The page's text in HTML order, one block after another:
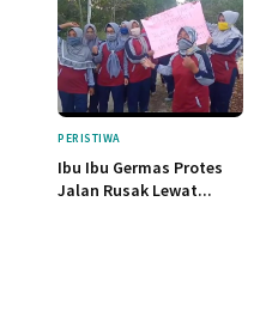
PERISTIWA
Ibu Ibu Germas Protes
Jalan Rusak Lewat...